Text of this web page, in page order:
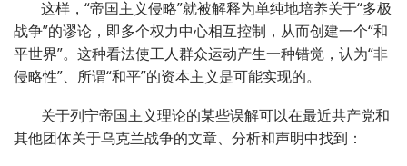
这样，“帝国主义侵略”就被解释为单纯地培养关于“多极
战争”的谬论，即多个权力中心相互控制，从而创建一个“和
平世界”。这种看法使工人群众运动产生一种错觉，认为“非
侵略性”、所谓“和平”的资本主义是可能实现的。
关于列宁帝国主义理论的某些误解可以在最近共产党和
其他团体关于乌克兰战争的文章、分析和声明中找到：